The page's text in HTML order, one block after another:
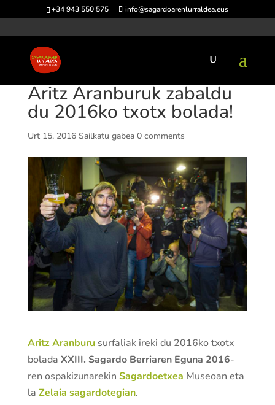
+34 943 550 575 info@sagardoarenlurraldea.eus
Aritz Aranburuk zabaldu
du 2016ko txotx bolada!
Urt 15, 2016 Sailkatu gabea 0 comments
Aritz Aranburusurfaliak ireki du 2016ko txotx
bolada XXIII. Sagardo Berriaren Eguna 2016-
ren ospakizunarekin Sagardoetxea Museoan eta
la Zelaia sagardotegian.